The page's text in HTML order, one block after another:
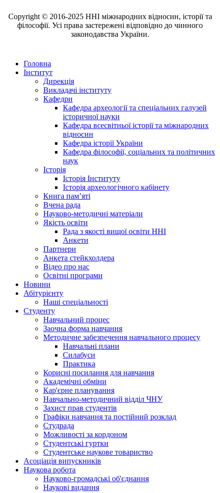
Copyright © 2016-2025 ННІ міжнародних відносин, історії та
філософії. Усі права застережені відповідно до чинного
законодавства України.
Головна
Інститут
Дирекція
Викладачі інституту
Кафедри
Кафедра археології та спеціальних галузей
історичної науки
Кафедра всесвітньої історії та міжнародних
відносин
Кафедра історії України
Кафедра філософії, соціальних та політичних
наук
Історія
Історія Інституту
Історія археологічного кабінету
Книга памʼяті
Вчена рада
Науково-методичні матеріали
Якість освіти
Рада з якості вищої освіти ННІ
Анкети
Партнери
Анкета стейкхолдера
Відео про нас
Освітні програми
Hовини
Абітурієнту
Наші спеціальності
Студенту
Навчальний процес
Заочна форма навчання
Методичне забезпечення навчального процесу
Навчальні плани
Силабуси
Практика
Корисні посилання для навчання
Академічні обміни
Кар'єрне планування
Навчально-методичний відділ ЧНУ
Захист прав студентів
Графіки навчання та постійний розклад
Студрада
Можливості за кордоном
Студентські гуртки
Студентське наукове товариство
Асоціація випускників
Наукова робота
Науково-громадські об'єднання
Наукові видання